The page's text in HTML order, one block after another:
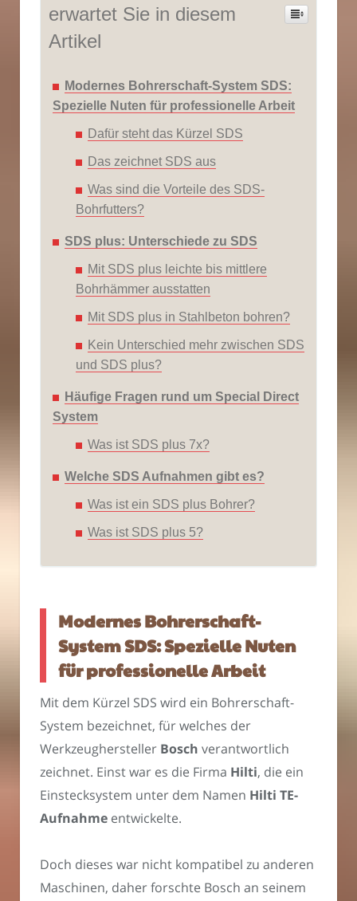
erwartet Sie in diesem
Artikel
Modernes Bohrerschaft-System SDS:
Spezielle Nuten für professionelle Arbeit
Dafür steht das Kürzel SDS
Das zeichnet SDS aus
Was sind die Vorteile des SDS-
Bohrfutters?
SDS plus: Unterschiede zu SDS
Mit SDS plus leichte bis mittlere
Bohrhämmer ausstatten
Mit SDS plus in Stahlbeton bohren?
Kein Unterschied mehr zwischen SDS
und SDS plus?
Häufige Fragen rund um Special Direct
System
Was ist SDS plus 7x?
Welche SDS Aufnahmen gibt es?
Was ist ein SDS plus Bohrer?
Was ist SDS plus 5?
Modernes Bohrerschaft-
System SDS: Spezielle Nuten
für professionelle Arbeit
Mit dem Kürzel SDS wird ein Bohrerschaft-
System bezeichnet, für welches der
Werkzeughersteller Bosch verantwortlich
zeichnet. Einst war es die Firma Hilti, die ein
Einstecksystem unter dem Namen Hilti TE-
Aufnahme entwickelte.
Doch dieses war nicht kompatibel zu anderen
Maschinen, daher forschte Bosch an seinem